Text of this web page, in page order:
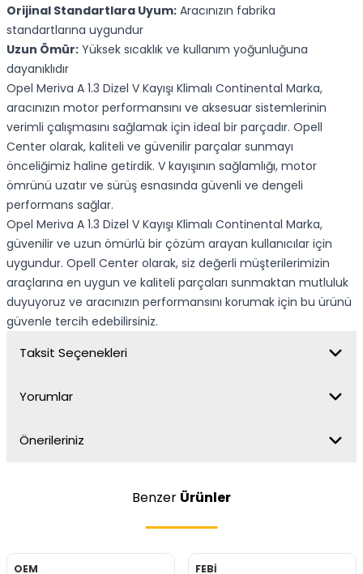
Orijinal Standartlara Uyum: Aracınızın fabrika
standartlarına uygundur
Uzun Ömür: Yüksek sıcaklık ve kullanım yoğunluğuna
dayanıklıdır
Opel Meriva A 1.3 Dizel V Kayışı Klimalı Continental Marka,
aracınızın motor performansını ve aksesuar sistemlerinin
verimli çalışmasını sağlamak için ideal bir parçadır. Opell
Center olarak, kaliteli ve güvenilir parçalar sunmayı
önceliğimiz haline getirdik. V kayışının sağlamlığı, motor
ömrünü uzatır ve sürüş esnasında güvenli ve dengeli
performans sağlar.
Opel Meriva A 1.3 Dizel V Kayışı Klimalı Continental Marka,
güvenilir ve uzun ömürlü bir çözüm arayan kullanıcılar için
uygundur. Opell Center olarak, siz değerli müşterilerimizin
araçlarına en uygun ve kaliteli parçaları sunmaktan mutluluk
duyuyoruz ve aracınızın performansını korumak için bu ürünü
güvenle tercih edebilirsiniz.
Taksit Seçenekleri
Yorumlar
Önerileriniz
Benzer Ürünler
OEM
FEBİ